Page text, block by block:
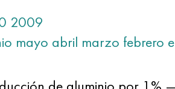
2009
mayo abril marzo febrero